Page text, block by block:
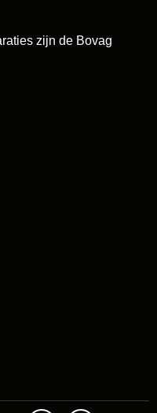
zijn de Bovag